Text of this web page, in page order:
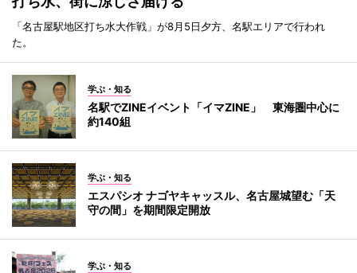
「名古屋駅地区打ち水大作戦」が8月5日夕方、名駅エリアで行われ
た。
学ぶ・知る
名駅でZINEイベント「イマZINE」 東海圏中心に
約140組
学ぶ・知る
エスパシオ ナゴヤキャッスル、名古屋城望む「天
守の間」を期間限定開放
学ぶ・知る